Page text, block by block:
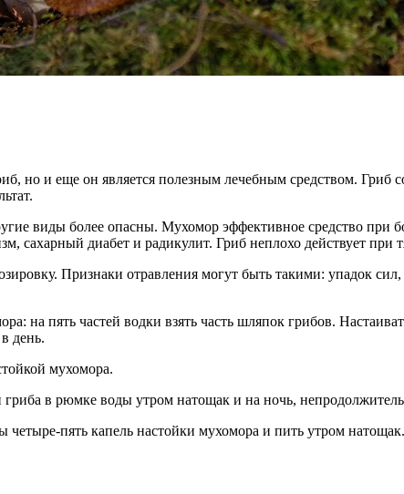
но и еще он является полезным лечебным средством.
виды более опасны. Мухомор эффективное средство при
сахарный диабет и радикулит. Гриб неплохо действует
Признаки отравления могут быть такими: упадок
на пять частей водки взять часть шляпок грибов.
день.
мухомора.
в рюмке воды утром натощак и на ночь,
пять капель настойки мухомора и пить утром